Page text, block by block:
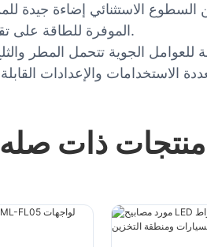
2. تعمل تقنية LED الموفرة للطاقة على تقليل استهلاك الطاقة وتكاليف الصيانة بمرور الوقت.
منتجات ذات صله